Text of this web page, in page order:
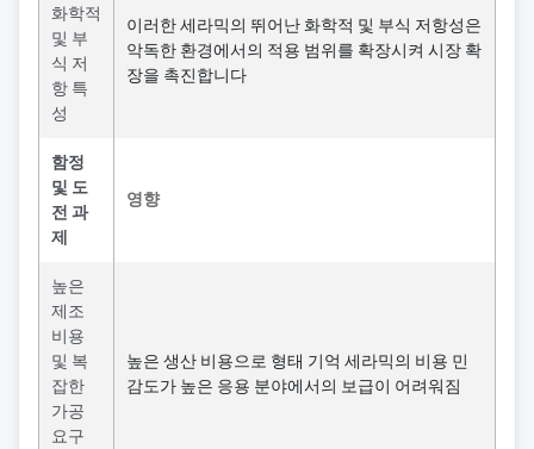
화학적
및 부
식 저
항 특
성
이러한 세라믹의 뛰어난 화학적 및 부식 저항성은
악독한 환경에서의 적용 범위를 확장시켜 시장 확
장을 촉진합니다
함정
및 도
전 과
제
영향
높은
제조
비용
및 복
잡한
가공
요구
높은 생산 비용으로 형태 기억 세라믹의 비용 민
감도가 높은 응용 분야에서의 보급이 어려워짐